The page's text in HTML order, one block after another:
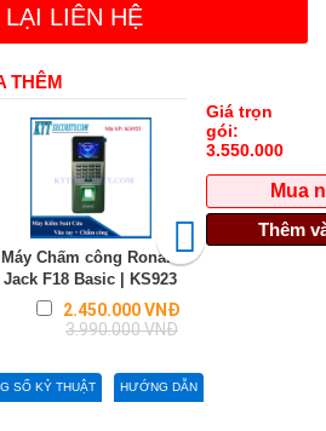
LIÊN HỆ
THÊM
Máy Chấm công Ronald
Jack F18 Basic | KS923
2.450.000 VNĐ
3.990.000 VNĐ
Khóa từ Cửa Gỗ
Giá trọn
gói:
3.550.000
Mua
Thêm
SỐ KỶ THUẬT HƯỚNG DẪN